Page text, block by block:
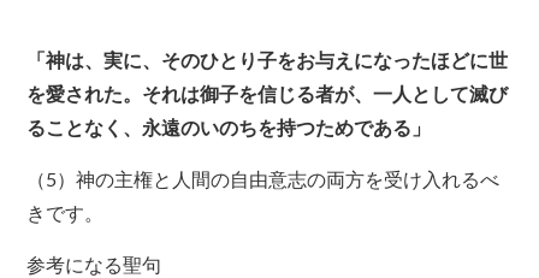
「神は、実に、そのひとり子をお与えになったほどに世
を愛された。それは御子を信じる者が、一人として滅び
ることなく、永遠のいのちを持つためである」
（5）神の主権と人間の自由意志の両方を受け入れるべ
きです。
参考になる聖句